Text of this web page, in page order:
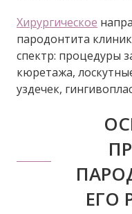
Хирургическое
пародонтита
спектр: процедуры
кюретажа,
уздечек,
ЕГО